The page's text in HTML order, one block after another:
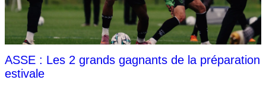
ASSE : Les 2 grands gagnants de la préparation
estivale